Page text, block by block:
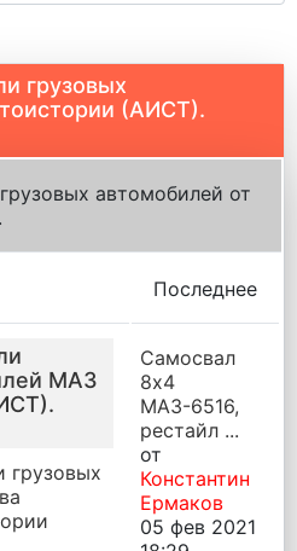
грузовых
(АИСТ).
автомобилей от
Последнее
МАЗ
грузовых
Самосвал
8х4
МАЗ-6516,
рестайл ...
от
Константин
Ермаков
05 фев 2021